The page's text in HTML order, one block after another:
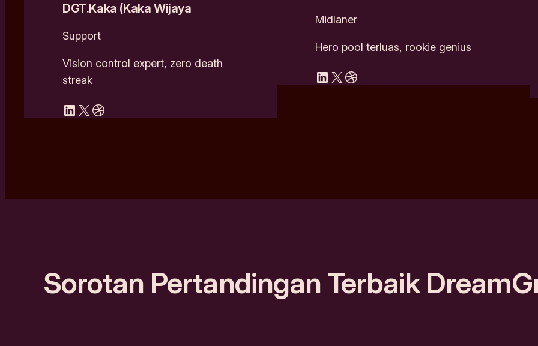
DGT.Kaka (Kaka Wijaya
Support
Vision control expert, zero death
streak
LinkedIn X Dribbble
Midlaner
Hero pool terluas, rookie genius
LinkedIn X Dribbble
Sorotan Pertandingan Terbaik